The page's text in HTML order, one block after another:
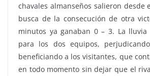
chavales almanseños salieron desde
busca de la consecución de otra
minutos ya ganaban 0 – 3. La
para los dos equipos,
beneficiando a los visitantes, que
en todo momento sin dejar que el